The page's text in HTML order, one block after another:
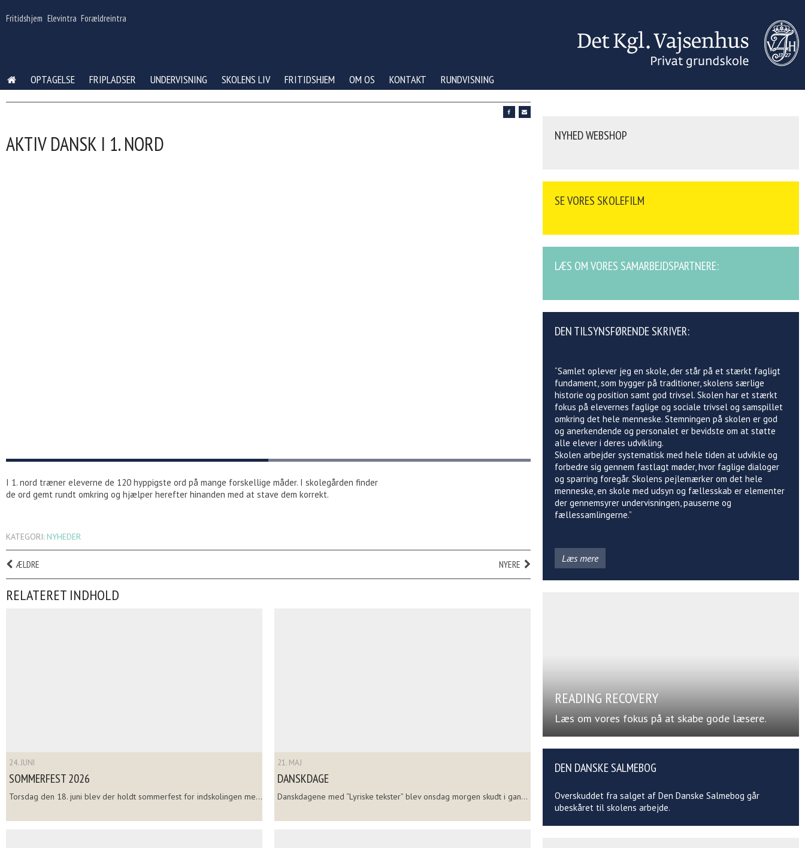
tilFritidshjem Elevintra Forældreintra
OPTAGELSE FRIPLADSER UNDERVISNING SKOLENS LIV FRITIDSHJEM OM OS KONTAKT RUNDVISNING
AKTIV DANSK I 1. NORD
I 1. nord træner eleverne de 120 hyppigste ord på mange forskellige måder. I skolegården finder
de ord gemt rundt omkring og hjælper herefter hinanden med at stave dem korrekt.
KATEGORI: NYHEDER
ÆLDRE NYERE
RELATERET INDHOLD
24. JUNI
SOMMERFEST 2026
Torsdag den 18. juni blev der holdt sommerfest for indskolingen me...
21. MAJ
DANSKDAGE
Danskdagene med “Lyriske tekster” blev onsdag morgen skudt i gan...
NYHED WEBSHOP
SE VORES SKOLEFILM
LÆS OM VORES SAMARBEJDSPARTNERE:
DEN TILSYNSFØRENDE SKRIVER:
“Samlet oplever jeg en skole, der står på et stærkt fagligt
fundament, som bygger på traditioner, skolens særlige
historie og position samt god trivsel. Skolen har et stærkt
fokus på elevernes faglige og sociale trivsel og samspillet
omkring det hele menneske. Stemningen på skolen er god
og anerkendende og personalet er bevidste om at støtte
alle elever i deres udvikling.
Skolen arbejder systematisk med hele tiden at udvikle og
forbedre sig gennem fastlagt møder, hvor faglige dialoger
og sparring foregår. Skolens pejlemærker om det hele
menneske, en skole med udsyn og fællesskab er elementer
der gennemsyrer undervisningen, pauserne og
fællessamlingerne.”
Læs mere
READING RECOVERY
Læs om vores fokus på at skabe gode læsere.
DEN DANSKE SALMEBOG
Overskuddet fra salget af Den Danske Salmebog går
ubeskåret til skolens arbejde.